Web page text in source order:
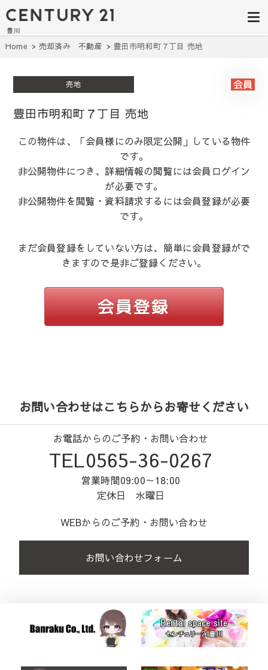
豊田市の中古
住宅・土地・
リノベ物件探
し｜センチュ
リー21豊川
建て・土地探しはセンチュリー21豊
川へ。豊田市内の最新物件情報を随
時更新中！駅近、建築条件無し、ペ
ット可、学区別など、お客様のこだ
Home 売却済み 不動産 豊田市明和町７丁目 売地
売地
豊田市明和町７丁目 売地
この物件は、「会員様にのみ限定公開」している物件
です。
非公開物件につき、詳細情報の閲覧には会員ログイン
が必要です。
非公開物件を閲覧・資料請求するには会員登録が必要
です。
まだ会員登録をしていない方は、簡単に会員登録がで
きますので是非ご登録ください。
お問い合わせはこちらからお寄せください
お電話からのご予約・お問い合わせ
TEL0565-36-0267
営業時間09:00～18:00
定休日 水曜日
WEBからのご予約・お問い合わせ
お問い合わせフォーム